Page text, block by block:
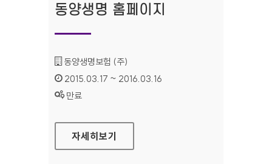
동양생명 홈페이지
기관명 :
동양생명보험 (주)
인증기간 :
2015.03.17 ~ 2016.03.16
상태 :
만료
동양생명 홈페이지
자세히보기